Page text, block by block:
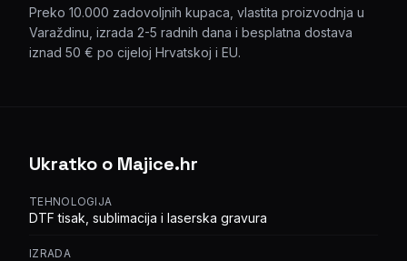
Preko 10.000 zadovoljnih kupaca, vlastita proizvodnja u
Varaždinu, izrada 2-5 radnih dana i besplatna dostava
iznad 50 € po cijeloj Hrvatskoj i EU.
Ukratko o Majice.hr
TEHNOLOGIJA
DTF tisak, sublimacija i laserska gravura
IZRADA